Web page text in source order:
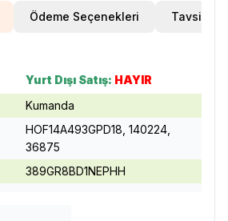
Ödeme Seçenekleri Tavsiye Et
Yurt Dışı Satış: HAYIR
Kumanda
HOF14A493GPD18, 140224,
36875
389GR8BD1NEPHH